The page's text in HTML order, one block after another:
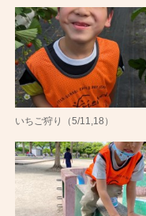
いちご狩り（5/11,18）